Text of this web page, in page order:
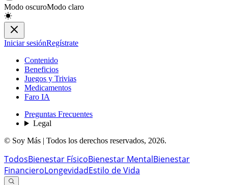
Modo oscuroModo claro
Iniciar sesiónRegístrate
Contenido
Beneficios
Juegos y Trivias
Medicamentos
Faro IA
Preguntas Frecuentes
Legal
© Soy Más | Todos los derechos reservados, 2026.
TodosBienestar FísicoBienestar MentalBienestar
FinancieroLongevidadEstilo de Vida